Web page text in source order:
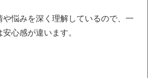
悩みを深く理解しているので、一
心感が違います。